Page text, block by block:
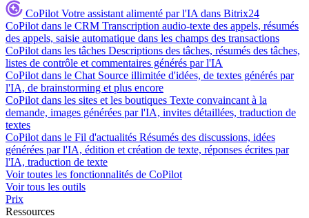
CoPilot Votre assistant alimenté par l'IA dans Bitrix24
CoPilot dans le CRM Transcription audio-texte des appels, résumés
des appels, saisie automatique dans les champs des transactions
CoPilot dans les tâches Descriptions des tâches, résumés des tâches,
listes de contrôle et commentaires générés par l'IA
CoPilot dans le Chat Source illimitée d'idées, de textes générés par
l'IA, de brainstorming et plus encore
CoPilot dans les sites et les boutiques Texte convaincant à la
demande, images générées par l'IA, invites détaillées, traduction de
textes
CoPilot dans le Fil d'actualités Résumés des discussions, idées
générées par l'IA, édition et création de texte, réponses écrites par
l'IA, traduction de texte
Voir toutes les fonctionnalités de CoPilot
Voir tous les outils
Prix
Ressources